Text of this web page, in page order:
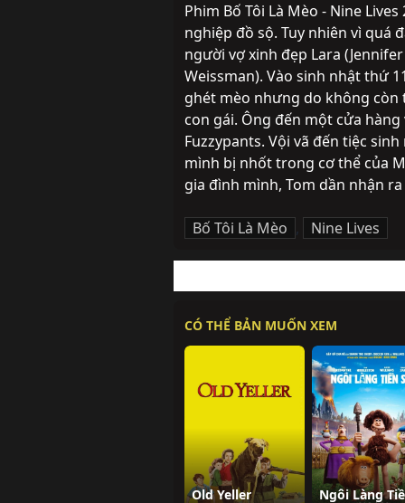
Phim Bố Tôi Là Mèo - Nine
nghiệp đồ sộ. Tuy nhiên vì quá
người vợ xinh đẹp Lara
Weissman). Vào sinh nhật thứ
ghét mèo nhưng do không còn
con gái. Ông đến một cửa
Fuzzypants. Vội vã đến tiệc
mình bị nhốt trong cơ thể của
gia đình mình, Tom dần nhận
Bố Tôi Là Mèo , Nine Lives
CÓ THỂ BẢN MUỐN XEM
Old Yeller